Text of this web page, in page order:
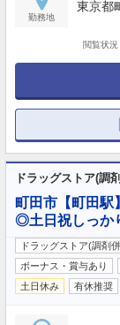
勤務地
東京都
閲覧状況
ドラッグストア(調
町田市【町田駅
◎土日祝しっか
ドラッグストア(調剤
ボーナス・賞与あり
土日休み
有休推奨